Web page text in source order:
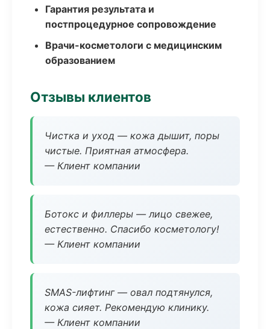
Гарантия результата и
постпроцедурное сопровождение
Врачи-косметологи с медицинским
образованием
Отзывы клиентов
Чистка и уход — кожа дышит, поры
чистые. Приятная атмосфера.
— Клиент компании
Ботокс и филлеры — лицо свежее,
естественно. Спасибо косметологу!
— Клиент компании
SMAS-лифтинг — овал подтянулся,
кожа сияет. Рекомендую клинику.
— Клиент компании